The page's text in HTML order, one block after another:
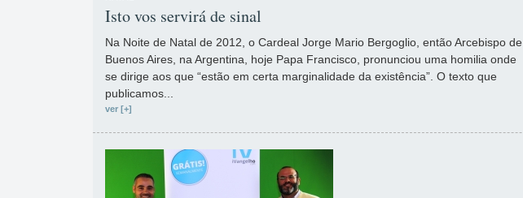
Isto vos servirá de sinal
Na Noite de Natal de 2012, o Cardeal Jorge Mario Bergoglio, então Arcebispo de
Buenos Aires, na Argentina, hoje Papa Francisco, pronunciou uma homilia onde
se dirige aos que “estão em certa marginalidade da existência”. O texto que
publicamos...
ver [+]